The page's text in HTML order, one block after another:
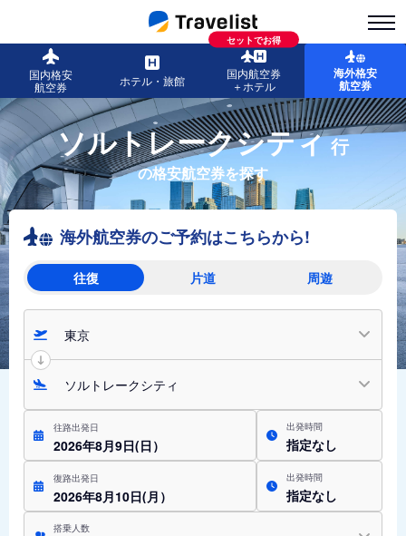
国内格安
航空券
ホテル・旅館
セットでお得
国内航空券
＋ホテル
海外格安
航空券
ソルトレークシティ 行
の格安航空券を探す
海外航空券のご予約はこちらから!
往復 片道 周遊
東京
ソルトレークシティ
往路出発日
2026年8月9日(日）
出発時間
指定なし
復路出発日
2026年8月10日(月）
出発時間
指定なし
搭乗人数